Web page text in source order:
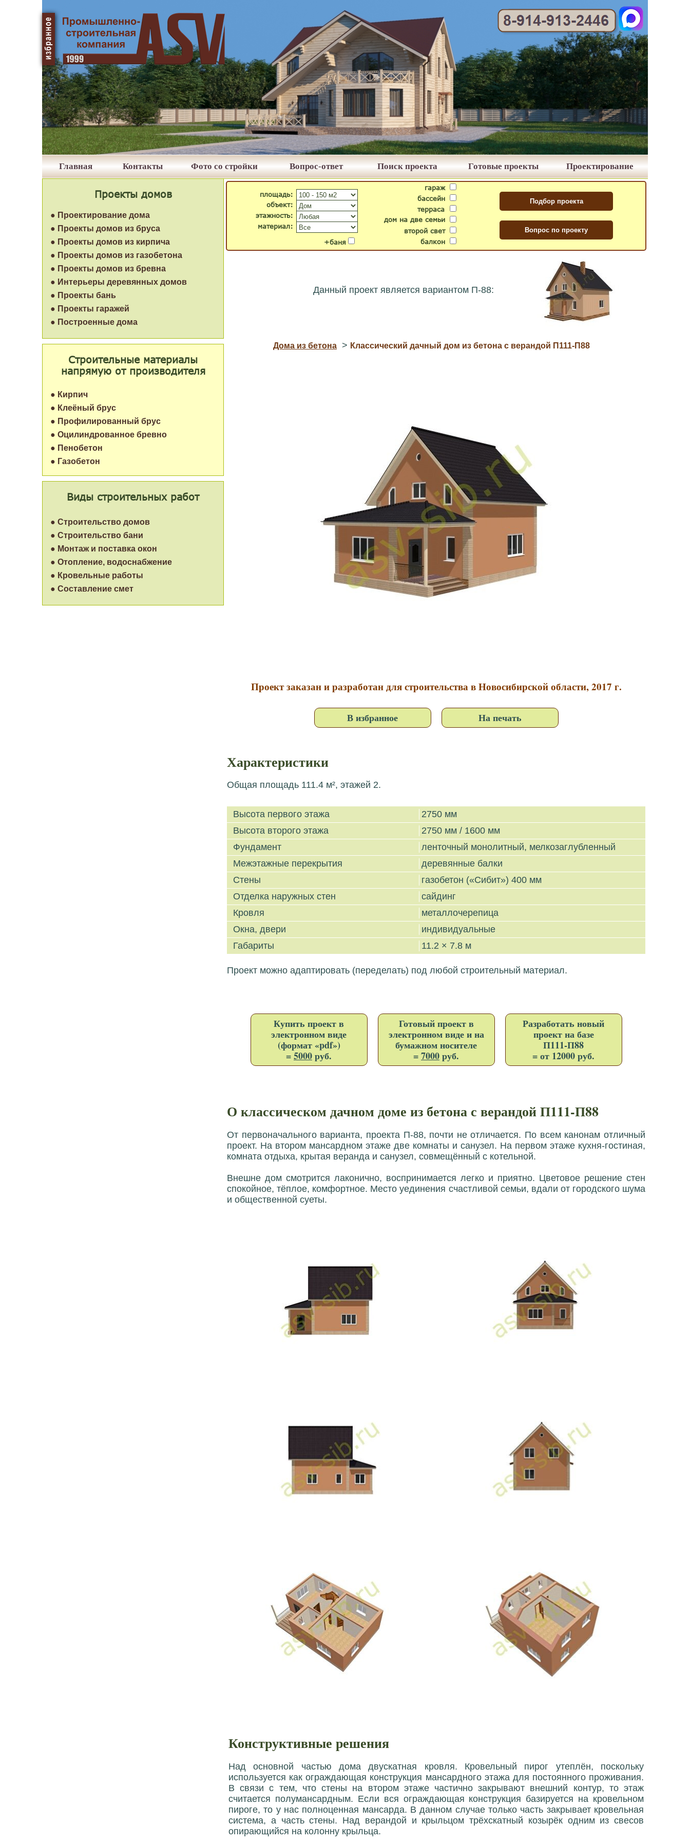
Проектирование
Главная Фото со стройки
Контакты Вопрос-ответ Поиск проекта Готовые проекты
Проекты домов
Виды строительных работ
● Строительство домов
● Строительство бани
● Монтаж и поставка окон
● Отопление, водоснабжение
● Кровельные работы
● Составление смет
Строительные материалы
напрямую от производителя
● Кирпич
● Клеёный брус
● Профилированный брус
● Оцилиндрованное бревно
● Пенобетон
● Газобетон
● Проектирование дома
● Проекты домов из бруса
● Проекты домов из кирпича
● Проекты домов из газобетона
● Проекты домов из бревна
● Интерьеры деревянных домов
● Проекты бань
● Проекты гаражей
● Построенные дома
гараж
бассейн
второй свет
дом на две семьи
терраса
балкон
+баня
объект:
материал:
площадь:
этажность:
Данный проект является вариантом П-88:
Дома из бетона > Классический дачный дом из бетона с верандой П111-П88
Проект заказан и разработан для строительства в Новосибирской области, 2017 г.
В избранное На печать
Характеристики
Общая площадь 111.4 м², этажей 2.
Высота первого этажа
2750 мм
Высота второго этажа
2750 мм / 1600 мм
Фундамент
ленточный монолитный, мелкозаглубленный
Межэтажные перекрытия
деревянные балки
Стены
газобетон («Сибит») 400 мм
Отделка наружных стен
сайдинг
Кровля
металлочерепица
Окна, двери
индивидуальные
Габариты
11.2 × 7.8 м
Проект можно адаптировать (переделать) под любой строительный материал.
Купить проект в
электронном виде
(формат «pdf»)
=5000руб.
Готовый проект в
электронном виде и на
бумажном носителе
=7000руб.
Разработать новый
проект на базе
П111-П88
= от 12000 руб.
О классическом дачном доме из бетона с верандой П111-П88
От первоначального варианта, проекта П-88, почти не отличается. По всем канонам отличный
проект. На втором мансардном этаже две комнаты и санузел. На первом этаже кухня-гостиная,
комната отдыха, крытая веранда и санузел, совмещённый с котельной.
Внешне дом смотрится лаконично, воспринимается легко и приятно. Цветовое решение стен
спокойное, тёплое, комфортное. Место уединения счастливой семьи, вдали от городского шума
и общественной суеты.
Конструктивные решения
Над основной частью дома двускатная кровля. Кровельный пирог утеплён, поскольку
используется как ограждающая конструкция мансардного этажа для постоянного проживания.
В связи с тем, что стены на втором этаже частично закрывают внешний контур, то этаж
считается полумансардным. Если вся ограждающая конструкция базируется на кровельном
пироге, то у нас полноценная мансарда. В данном случае только часть закрывает кровельная
система, а часть стены. Над верандой и крыльцом трёхскатный козырёк одним из свесов
опирающийся на колонну крыльца.